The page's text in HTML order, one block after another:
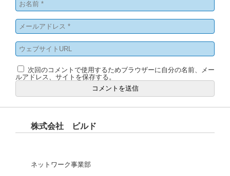
次回のコメントで使用するためブラウザーに自分の名前、メー
ルアドレス、サイトを保存する。
株式会社 ビルド
ネットワーク事業部